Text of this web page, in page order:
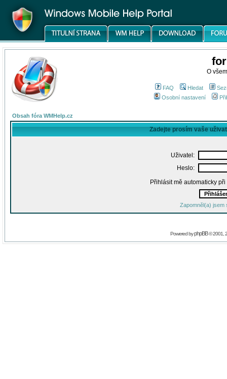
O
FAQ Hledat
Osobní nastavení
Obsah fóra WMHelp.cz
Zadejte prosím vaše
Uživatel:
Heslo:
Přihlásit mě automaticky
Zapomněl(a) jsem
Powered byphpBB© 2001,